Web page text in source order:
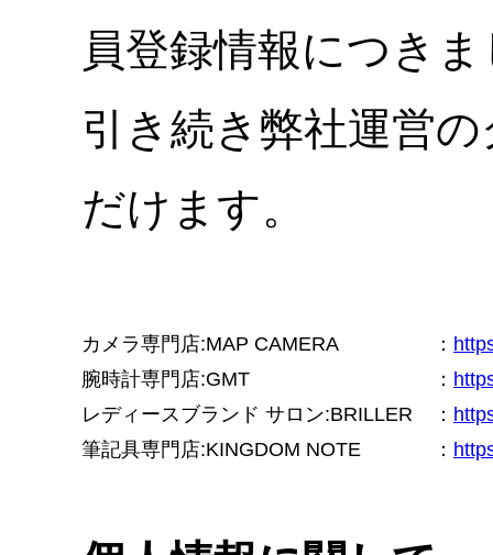
員登録情報につき
引き続き弊社運営
だけます。
カメラ専門店:MAP CAMERA ：
腕時計専門店:GMT
：
レディースブランド サロン:BRILLER
：
筆記具専門店:KINGDOM NOTE
：